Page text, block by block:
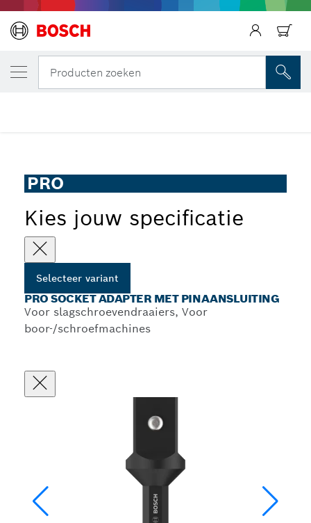
Producten zoeken
PRO
Kies jouw specificatie
Selecteer variant
PRO SOCKET ADAPTER MET PINAANSLUITING
Voor slagschroevendraaiers, Voor
boor-/schroefmachines
JOUW GESELECTEERDE VARIANT
PRO Socket Adapter met pinaansluiting